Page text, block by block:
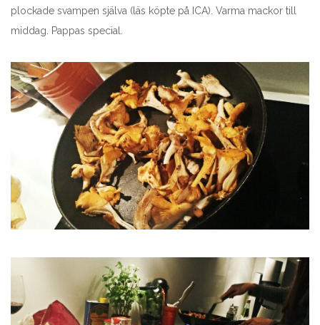
plockade svampen själva (läs köpte på ICA). Varma mackor till
middag. Pappas special.